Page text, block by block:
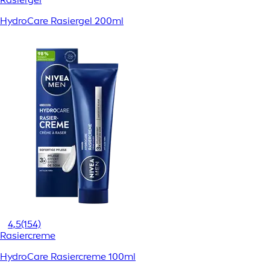
HydroCare Rasiergel 200ml
4,5(154)
Rasiercreme
HydroCare Rasiercreme 100ml